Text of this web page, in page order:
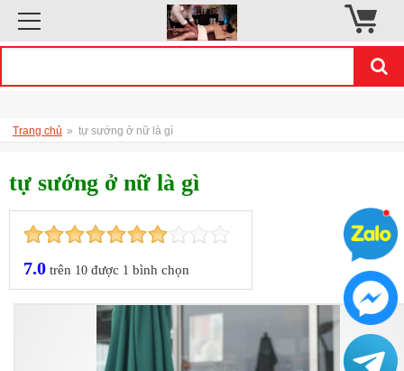
Trang chủ » tự sướng ở nữ là gì
tự sướng ở nữ là gì
7.0 trên 10 được 1 bình chọn